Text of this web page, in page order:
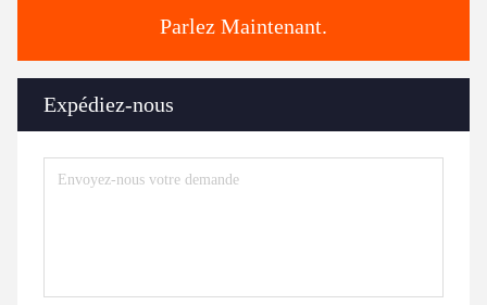
Parlez Maintenant.
Expédiez-nous